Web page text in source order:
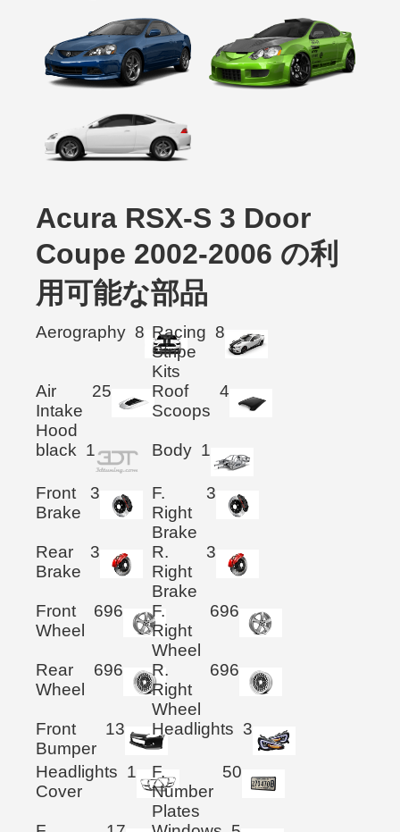
Acura RSX-S 3 Door
Coupe 2002-2006 の利
用可能な部品
Aerography 8 Racing
Stripe
Kits
8
Air
Intake
Hood
25
Roof
Scoops
4
black 1 Body 1
Front
Brake
3
F.
Right
Brake
3
Rear
Brake
3
R.
Right
Brake
3
Front
Wheel
696
F.
Right
Wheel
696
Rear
Wheel
696
R.
Right
Wheel
696
Front
Bumper
13 Headlights 3
Headlights
Cover
1
F.
Number
Plates
50